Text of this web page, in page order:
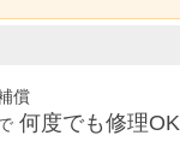
償
何度でも修理OK